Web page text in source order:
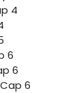
4
6
6
6